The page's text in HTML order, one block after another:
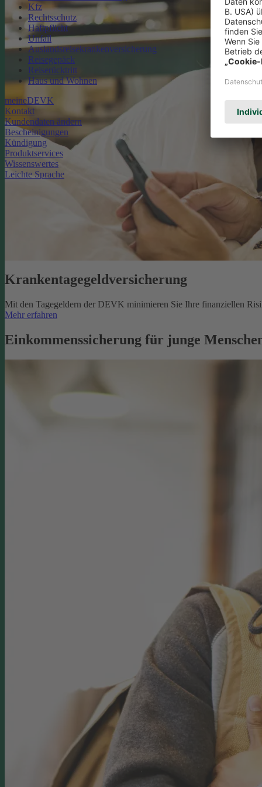
Kfz
Rechtsschutz
Haftpflicht
Unfall
Auslandsreisekrankenversicherung
Reisegepäck
Reiserücktritt
Haus und Wohnen
meineDEVK
Kontakt
Kundendaten ändern
Bescheinigungen
Kündigung
Produktservices
Wissenswertes
Leichte Sprache
Krankentagegeldversicherung
Mit den Tagegeldern der DEVK minimieren Sie Ihre finanziellen
Mehr erfahren
Einkommenssicherung für junge